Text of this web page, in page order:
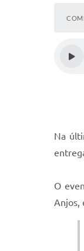
Na
O
Anjos,